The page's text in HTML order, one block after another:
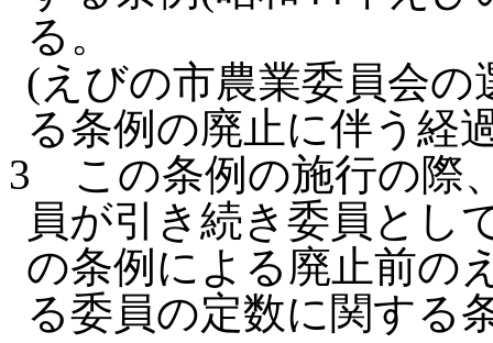
る。
(えびの市農業委員会
る条例の廃止に伴う経
3 この条例の施行の際
員が引き続き委員とし
の条例による廃止前の
る委員の定数に関する